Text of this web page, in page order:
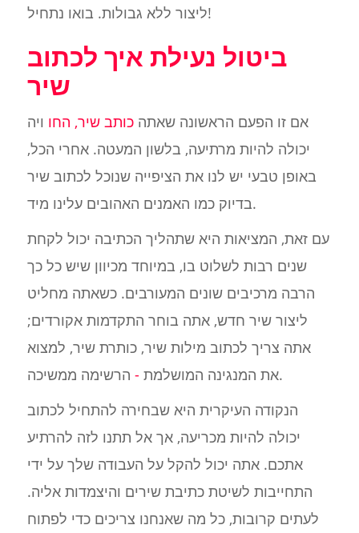
ליצור ללא גבולות. בואו נתחיל!
ביטול נעילת איך לכתוב
שיר
אם זו הפעם הראשונה שאתהכותב שיר, החו ויה
יכולה להיות מרתיעה, בלשון המעטה. אחרי הכל,
באופן טבעי יש לנו את הציפייה שנוכל לכתוב שיר
בדיוק כמו האמנים האהובים עלינו מיד.
עם זאת, המציאות היא שתהליך הכתיבה יכול לקחת
שנים רבות לשלוט בו, במיוחד מכיוון שיש כל כך
הרבה מרכיבים שונים המעורבים. כשאתה מחליט
ליצור שיר חדש, אתה בוחר התקדמות אקורדים;
אתה צריך לכתוב מילות שיר, כותרת שיר, למצוא
את המנגינה המושלמת -
הרשימה ממשיכה.
הנקודה העיקרית היא שבחירה להתחיל לכתוב
יכולה להיות מכריעה, אך אל תתנו לזה להרתיע
אתכם. אתה יכול להקל על העבודה שלך על ידי
התחייבות לשיטת כתיבת שירים והיצמדות אליה.
לעתים קרובות, כל מה שאנחנו צריכים כדי לפתוח